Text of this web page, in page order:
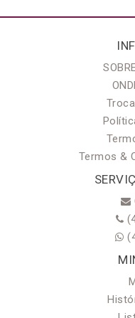
Termos &